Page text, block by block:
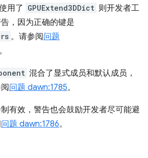
用了 GPUExtend3DDict 则开发者工
，因为正确的键是
。请参阅问题
。
混合了显式成员和默认成员，
问题 dawn:1785。
有效，警告也会鼓励开发者尽可能避
问题 dawn:1786。